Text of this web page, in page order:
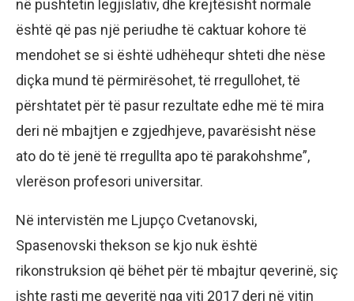
në pushtetin legjislativ, dhe krejtësisht normale
është që pas një periudhe të caktuar kohore të
mendohet se si është udhëhequr shteti dhe nëse
diçka mund të përmirësohet, të rregullohet, të
përshtatet për të pasur rezultate edhe më të mira
deri në mbajtjen e zgjedhjeve, pavarësisht nëse
ato do të jenë të rregullta apo të parakohshme”,
vlerëson profesori universitar.
Në intervistën me Ljupço Cvetanovski,
Spasenovski thekson se kjo nuk është
rikonstruksion që bëhet për të mbajtur qeverinë, siç
ishte rasti me qeveritë nga viti 2017 deri në vitin